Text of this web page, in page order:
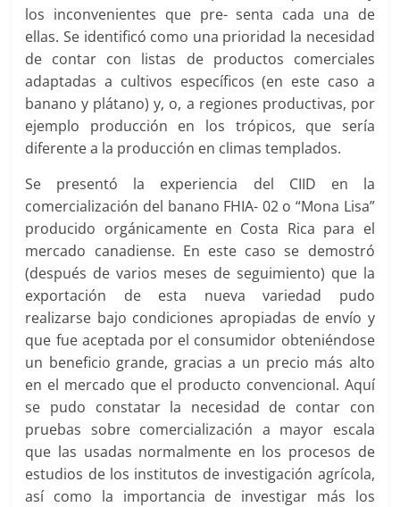
los inconvenientes que pre- senta cada una de
ellas. Se identificó como una prioridad la necesidad
de contar con listas de productos comerciales
adaptadas a cultivos específicos (en este caso a
banano y plátano) y, o, a regiones productivas, por
ejemplo producción en los trópicos, que sería
diferente a la producción en climas templados.
Se presentó la experiencia del CIID en la
comercialización del banano FHIA- 02 o “Mona Lisa”
producido orgánicamente en Costa Rica para el
mercado canadiense. En este caso se demostró
(después de varios meses de seguimiento) que la
exportación de esta nueva variedad pudo
realizarse bajo condiciones apropiadas de envío y
que fue aceptada por el consumidor obteniéndose
un beneficio grande, gracias a un precio más alto
en el mercado que el producto convencional. Aquí
se pudo constatar la necesidad de contar con
pruebas sobre comercialización a mayor escala
que las usadas normalmente en los procesos de
estudios de los institutos de investigación agrícola,
así como la importancia de investigar más los